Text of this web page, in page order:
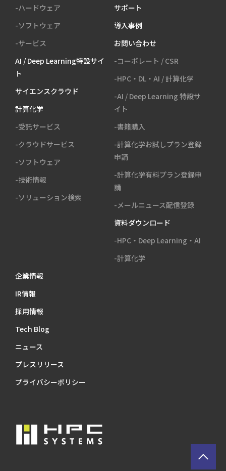
-ハードウェア
-ソフトウェア
-サービス
AI / Deep Learning特設サイ
ト
サイエンスクラウド
計算化学
-受託サービス
-クラウドサービス
-ソフトウェア
-技術情報
-ソリューション検索
サポート
導入事例
お問い合わせ
-コーポレート / CSR
-HPC・DL・AI / 計算化学
-AI / Deep Learning 特設サ
イト
-書籍購入
-計算化学お試しプラン登録
申請
-計算化学有料プラン登録申
請
-メールニュース配信登録
資料ダウンロード
-HPC・Deep Learning・AI
-計算化学
企業情報
IR情報
採用情報
Tech Blog
ニュース
プレスリリース
プライバシーポリシー